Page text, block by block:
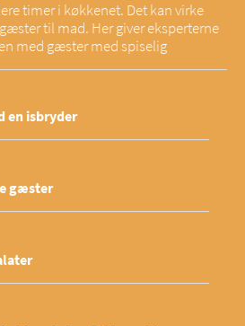
timer i køkkenet. Det kan virke
til mad. Her giver eksperterne
med gæster med spiselig
en isbryder
gæster